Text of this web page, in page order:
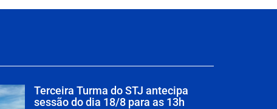
Terceira Turma do STJ antecipa
sessão do dia 18/8 para as 13h